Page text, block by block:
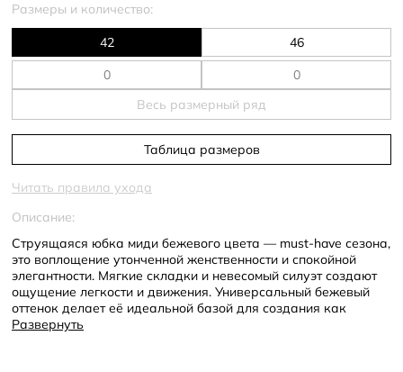
Размеры и количество:
42 46
Весь размерный ряд
Таблица размеров
Читать правила ухода
Описание:
Струящаяся юбка миди бежевого цвета — must-have сезона,
это воплощение утонченной женственности и спокойной
элегантности. Мягкие складки и невесомый силуэт создают
ощущение легкости и движения. Универсальный бежевый
оттенок делает её идеальной базой для создания как
капсульного гардероба, так и ярких образных сочетаний.
Развернуть